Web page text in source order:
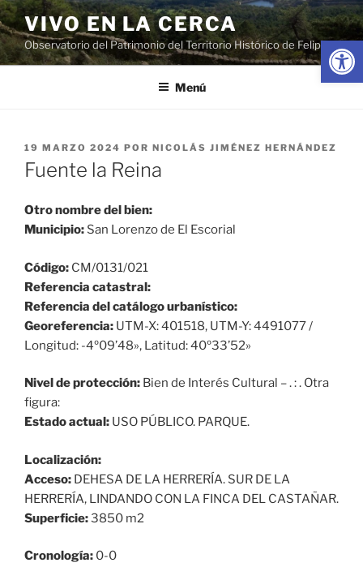
Abrir
Saltar
al
contenido
VIVO EN LA CERCA
Observatorio del Patrimonio del Territorio Histórico de Felipe II
Menú
PUBLICADO
EL
19 MARZO 2024 POR NICOLÁS JIMÉNEZ HERNÁNDEZ
Fuente la Reina
Otro nombre del bien:
Municipio: San Lorenzo de El Escorial
Código: CM/0131/021
Referencia catastral:
Referencia del catálogo urbanístico:
Georeferencia: UTM-X: 401518, UTM-Y: 4491077 /
Longitud: -4º09’48», Latitud: 40º33’52»
Nivel de protección: Bien de Interés Cultural – . : . Otra
figura:
Estado actual: USO PÚBLICO. PARQUE.
Localización:
Acceso: DEHESA DE LA HERRERÍA. SUR DE LA
HERRERÍA, LINDANDO CON LA FINCA DEL CASTAÑAR.
Superficie:3850 m2
Cronología: 0-0